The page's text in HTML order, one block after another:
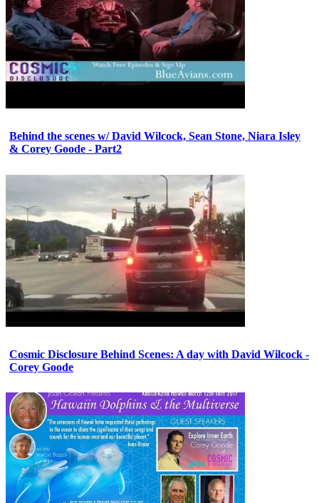
Behind the scenes w/ David Wilcock, Sean Stone, Niara Isley
& Corey Goode - Part2
Cosmic Disclosure Behind Scenes: A day with David Wilcock -
Corey Goode